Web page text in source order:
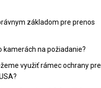
základom pre prenos
na požiadanie?
využiť rámec ochrany pre